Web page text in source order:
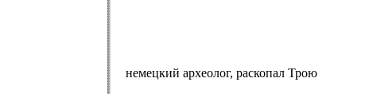
немецкий археолог, раскопал Трою